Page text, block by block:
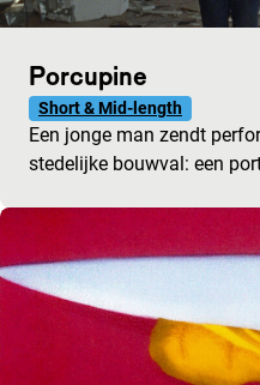
Porcupine
Short & Mid-length
Een jonge man zendt
stedelijke bouwval: een